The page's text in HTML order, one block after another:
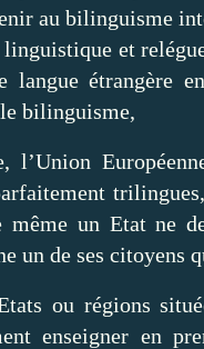
au bilinguisme
et
étrangère
bilinguisme,
l’Union
même un Etat ne
un de ses citoyens
ou régions
enseigner en